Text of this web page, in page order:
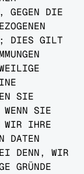
GEGEN DIE
DIES GILT
SIE
WENN SIE
WIR IHRE
DATEN
DENN, WIR
GRÜNDE